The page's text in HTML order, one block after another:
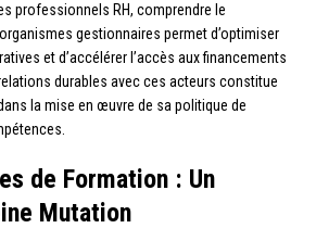
professionnels RH, comprendre le
gestionnaires permet d’optimiser
et d’accélérer l’accès aux financements
durables avec ces acteurs constitue
la mise en œuvre de sa politique de
de Formation : Un
Mutation